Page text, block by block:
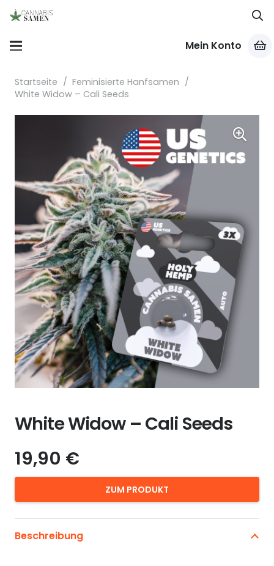
Mein Konto
Startseite / Feminisierte Hanfsamen /
White Widow – Cali Seeds
White Widow – Cali Seeds
19,90 €
ZUM PRODUKT
Beschreibung